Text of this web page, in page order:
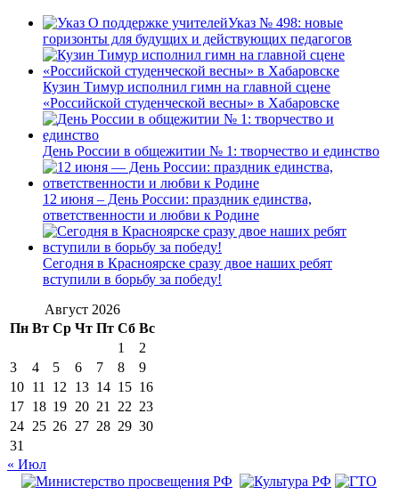
Указ № 498: новые
горизонты для будущих и действующих педагогов
Кузин Тимур исполнил гимн на главной сцене
«Российской студенческой весны» в Хабаровске
День России в общежитии № 1: творчество и единство
12 июня – День России: праздник единства,
ответственности и любви к Родине
Сегодня в Красноярске сразу двое наших ребят
вступили в борьбу за победу!
Август 2026
Пн Вт Ср Чт Пт Сб Вс
1
2
3
4 5 6 7 8
9
10 11 12 13 14 15 16
17 18 19 20 21 22 23
24 25 26 27 28 29 30
31
« Июл